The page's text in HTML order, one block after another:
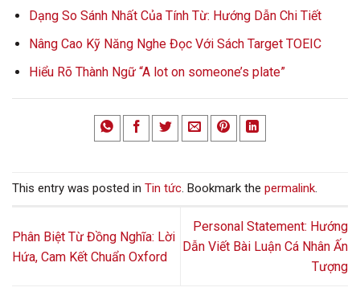
Dạng So Sánh Nhất Của Tính Từ: Hướng Dẫn Chi Tiết
Nâng Cao Kỹ Năng Nghe Đọc Với Sách Target TOEIC
Hiểu Rõ Thành Ngữ “A lot on someone’s plate”
This entry was posted in Tin tức. Bookmark the permalink.
Phân Biệt Từ Đồng Nghĩa: Lời
Hứa, Cam Kết Chuẩn Oxford
Personal Statement: Hướng
Dẫn Viết Bài Luận Cá Nhân Ấn
Tượng